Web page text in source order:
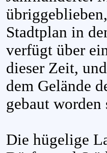
Stadtplan in
verfügt über
dieser Zeit,
dem Gelände
gebaut worden
Die hügelige